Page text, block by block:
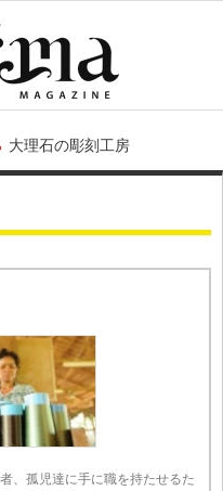
大理石の彫刻工房
、孤児達に手に職を持たせるた